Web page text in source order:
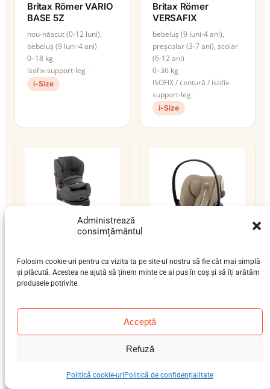
Administrează
consimțământul
Folosim cookie-uri pentru ca vizita ta pe site-ul nostru să fie cât mai simplă
și plăcută. Acestea ne ajută să ținem minte ce ai pus în coș și să îți arătăm
produsele potrivite.
Acceptă
Refuză
Politică cookie-uri Politică de confidențialitate
Britax Römer VARIO
BASE 5Z
nou-născut (0-12 luni),
bebeluș (9 luni-4 ani)
0–18 kg
isofix-support-leg
i-Size
Britax Römer
VERSAFIX
bebeluș (9 luni-4 ani),
preșcolar (3-7 ani), școlar
(6-12 ani)
0–36 kg
ISOFIX / centură / isofix-
support-leg
i-Size
Cybex Anoris T2 i-
Size
preșcolar (3-7 ani), școlar
9–21 kgISOFIX i-Size
Cybex Cloud G i-Size
ISOFIX / centură / isofix-
support-leg
i-Size